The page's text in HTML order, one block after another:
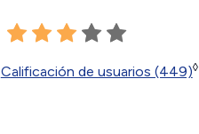
Calificación de usuarios (449)◊